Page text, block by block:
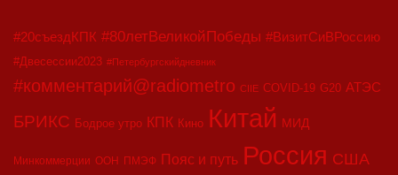
#20съездКПК #80летВеликойПобеды #ВизитСиВРоссию
#Двесессии2023 #Петербургскийдневник
#комментарий@radiometro CIIE COVID-19 G20 АТЭС
БРИКС Бодрое утро КПК Кино Китай МИД
Минкоммерции ООН ПМЭФ Пояс и путь Россия США